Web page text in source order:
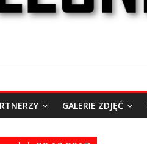
GALERIE ZDJĘĆ